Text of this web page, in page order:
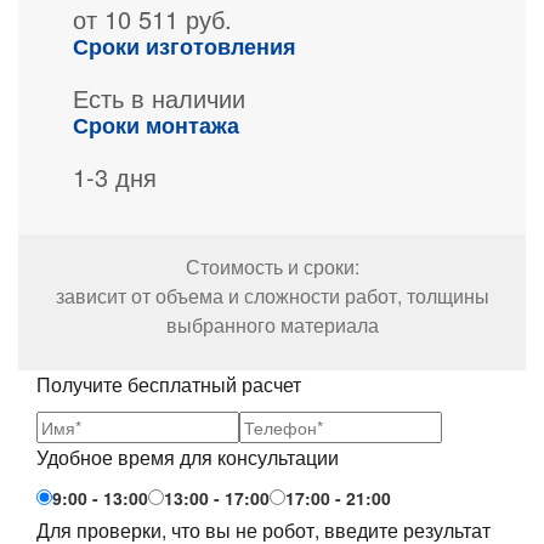
от 10 511 руб.
Сроки изготовления
Есть в наличии
Сроки монтажа
1-3 дня
Стоимость и сроки:
зависит от объема и сложности работ, толщины
выбранного материала
Получите бесплатный расчет
Удобное время для консультации
9:00 - 13:00 13:00 - 17:00 17:00 - 21:00
Для проверки, что вы не робот, введите результат